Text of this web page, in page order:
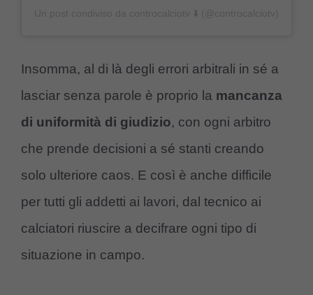
Insomma, al di là degli errori arbitrali in sé a
lasciar senza parole è proprio la mancanza
di uniformità di giudizio, con ogni arbitro
che prende decisioni a sé stanti creando
solo ulteriore caos. E così è anche difficile
per tutti gli addetti ai lavori, dal tecnico ai
calciatori riuscire a decifrare ogni tipo di
situazione in campo.